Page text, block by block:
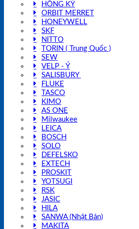
HỒNG KÝ
ORBIT MERRET
HONEYWELL
SKF
NITTO
TORIN ( Trung Quốc )
SEW
VELP - Ý
SALISBURY
FLUKE
TASCO
KIMO
AS ONE
Milwaukee
LEICA
BOSCH
SOLO
DEFELSKO
EXTECH
PROSKIT
YOTSUGI
RSK
JASIC
HILA
SANWA (Nhật Bản)
MAKITA